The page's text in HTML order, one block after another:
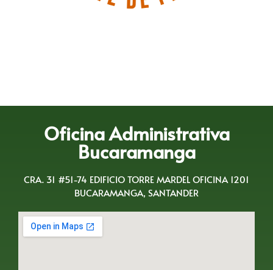
Oficina Administrativa
Bucaramanga
CRA. 31 #51-74 EDIFICIO TORRE MARDEL OFICINA 1201
BUCARAMANGA, SANTANDER